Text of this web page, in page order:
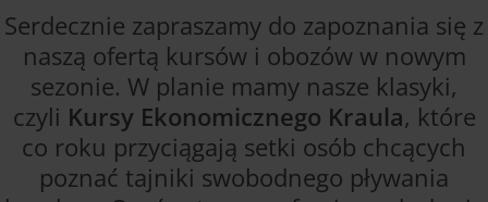
Serdecznie zapraszamy do zapoznania się z
naszą ofertą kursów i obozów w nowym
sezonie. W planie mamy nasze klasyki,
czyli Kursy Ekonomicznego Kraula, które
co roku przyciągają setki osób chcących
poznać tajniki swobodnego pływania